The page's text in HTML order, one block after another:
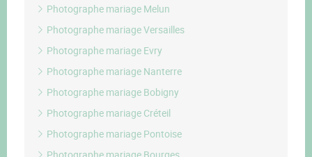
Photographe mariage Melun
Photographe mariage Versailles
Photographe mariage Evry
Photographe mariage Nanterre
Photographe mariage Bobigny
Photographe mariage Créteil
Photographe mariage Pontoise